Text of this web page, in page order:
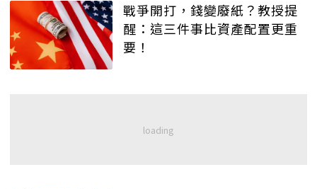
戰爭開打，錢變廢紙？教授提
醒：這三件事比資產配置更重
要！